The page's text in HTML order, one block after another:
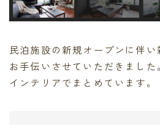
民泊施設の新規オープンに伴
お手伝いさせていただきまし
インテリアでまとめています。